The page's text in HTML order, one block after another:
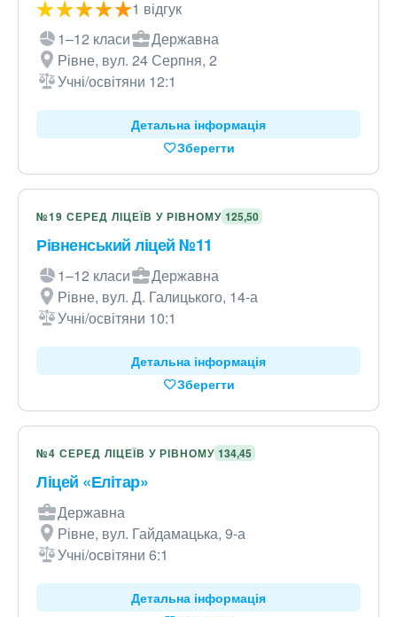
1 відгук
1–12 класи
Державна
Рівне, вул. 24 Серпня, 2
Учні/освітяни 12:1
Детальна інформація
Зберегти
№19 СЕРЕД ЛІЦЕЇВ У РІВНОМУ 125,50
Рівненський ліцей №11
1–12 класи
Державна
Рівне, вул. Д. Галицького, 14-а
Учні/освітяни 10:1
Детальна інформація
Зберегти
№4 СЕРЕД ЛІЦЕЇВ У РІВНОМУ 134,45
Ліцей «Елітар»
Державна
Рівне, вул. Гайдамацька, 9-а
Учні/освітяни 6:1
Детальна інформація